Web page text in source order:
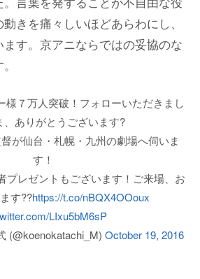
きを痛々しいほどあらわにし、
す。京アニならではの妥協のな
様７万人突破！フォローいただきまし
、ありがとうございます?
が仙台・札幌・九州の劇場へ伺いま
す！
プレゼントもございます！ご来場、お
す??https://t.co/nBQX4OOoux
LIxu5bM6sP
(@koenokatachi_M) October 19, 2016